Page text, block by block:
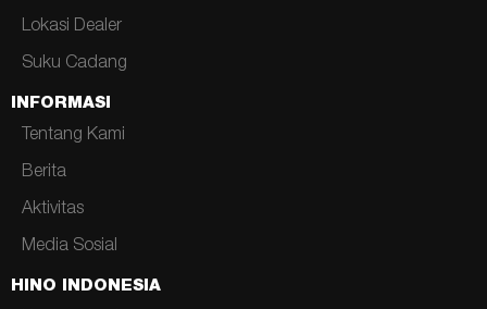
Lokasi Dealer
Suku Cadang
INFORMASI
Tentang Kami
Berita
Aktivitas
Media Sosial
HINO INDONESIA